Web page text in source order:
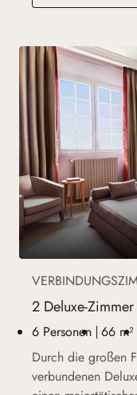
2 Deluxe-
6 Personen 66 m²
Durch die großen
verbundenen